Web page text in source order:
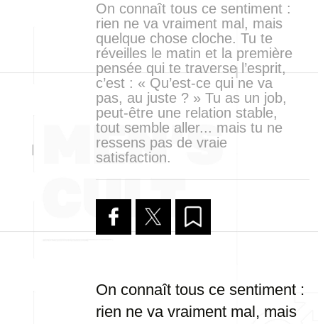
On connaît tous ce sentiment :
rien ne va vraiment mal, mais
quelque chose cloche. Tu te
réveilles le matin et la première
pensée qui te traverse l’esprit,
c’est : « Qu’est-ce qui ne va
pas, au juste ? » Tu as un job,
peut-être une relation stable,
tout semble aller... mais tu ne
ressens pas de vraie
satisfaction.
On connaît tous ce sentiment :
rien ne va vraiment mal, mais